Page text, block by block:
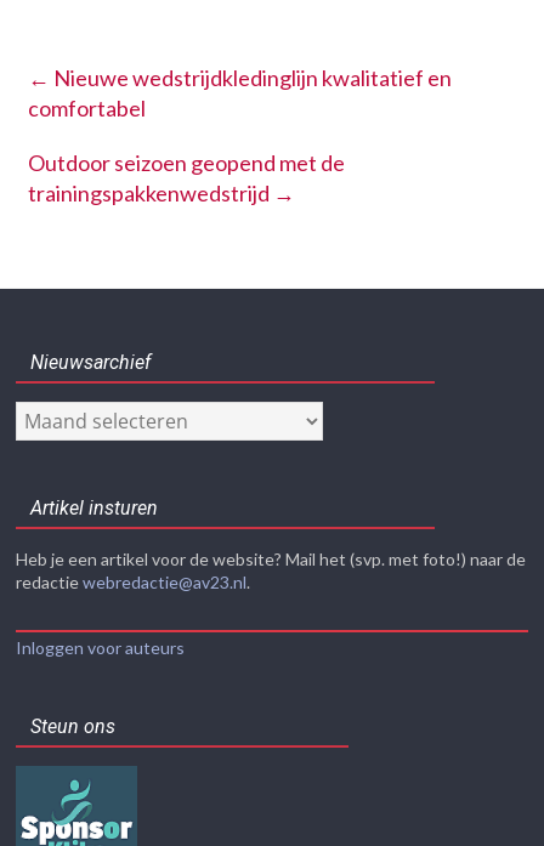
← Nieuwe wedstrijdkledinglijn kwalitatief en
comfortabel
Outdoor seizoen geopend met de
trainingspakkenwedstrijd →
Nieuwsarchief
Nieuwsarchief
Artikel insturen
Heb je een artikel voor de website? Mail het (svp. met foto!) naar de
redactiewebredactie@av23.nl.
Inloggen voor auteurs
Steun ons